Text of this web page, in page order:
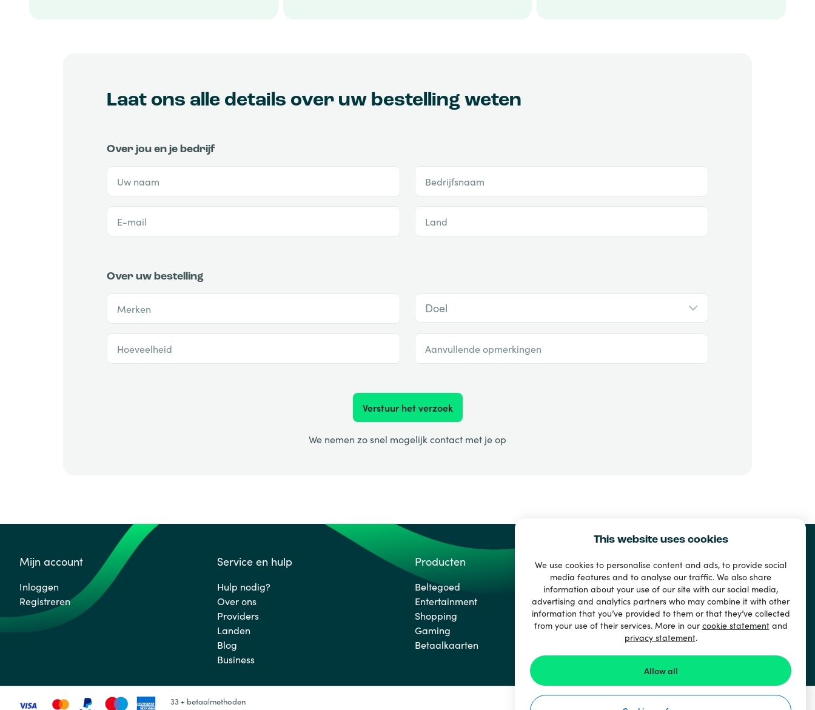
This website uses cookies
We use cookies to personalise content and ads, to provide social
media features and to analyse our traffic. We also share
information about your use of our site with our social media,
advertising and analytics partners who may combine it with other
information that you’ve provided to them or that they’ve collected
from your use of their services. More in ourcookie statementand
privacy statement.
Allow all
Laat ons alle details over uw bestelling weten
Over jou en je bedrijf
Uw naam Bedrijfsnaam
E-mail Land
Over uw bestelling
Merken Doel
Hoeveelheid Aanvullende opmerkingen
Verstuur het verzoek
We nemen zo snel mogelijk contact met je op
Mijn account
Inloggen
Registreren
Service en hulp
Hulp nodig?
Over ons
Providers
Landen
Blog
Business
Producten
Beltegoed
Entertainment
Shopping
Gaming
Betaalkaarten
33 + betaalmethoden